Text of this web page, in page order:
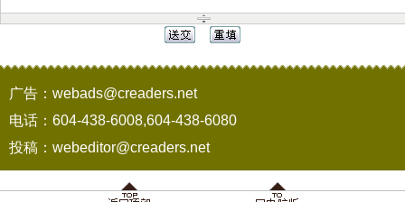
广告：webads@creaders.net
电话：604-438-6008,604-438-6080
投稿：webeditor@creaders.net